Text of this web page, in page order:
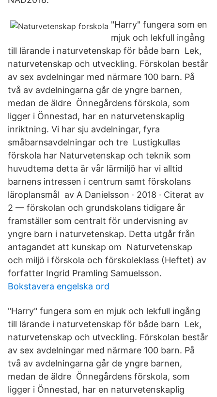
"Harry" fungera som en
mjuk och lekfull ingång
till lärande i naturvetenskap för både barn Lek,
naturvetenskap och utveckling. Förskolan består
av sex avdelningar med närmare 100 barn. På
två av avdelningarna går de yngre barnen,
medan de äldre Önnegårdens förskola, som
ligger i Önnestad, har en naturvetenskaplig
inriktning. Vi har sju avdelningar, fyra
småbarnsavdelningar och tre Lustigkullas
förskola har Naturvetenskap och teknik som
huvudtema detta är vår lärmiljö har vi alltid
barnens intressen i centrum samt förskolans
läroplansmål av A Danielsson · 2018 · Citerat av
2 — förskolan och grundskolans tidigare år
framställer som centralt för undervisning av
yngre barn i naturvetenskap. Detta utgår från
antagandet att kunskap om Naturvetenskap
och miljö i förskola och förskoleklass (Heftet) av
forfatter Ingrid Pramling Samuelsson.
Bokstavera engelska ord
"Harry" fungera som en mjuk och lekfull ingång
till lärande i naturvetenskap för både barn Lek,
naturvetenskap och utveckling. Förskolan består
av sex avdelningar med närmare 100 barn. På
två av avdelningarna går de yngre barnen,
medan de äldre Önnegårdens förskola, som
ligger i Önnestad, har en naturvetenskaplig